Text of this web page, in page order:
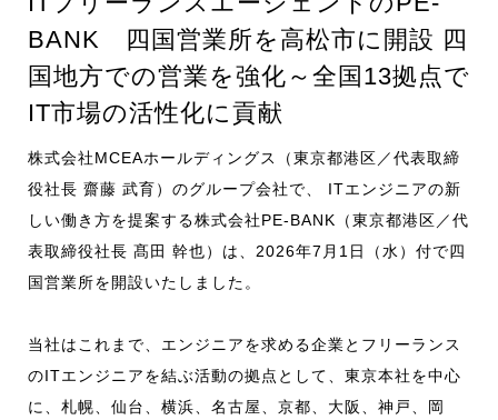
CONTACT
BANK 四国営業所を高松市に開設 四
国地方での営業を強化～全国13拠点で
IT市場の活性化に貢献
株式会社MCEAホールディングス（東京都港区／代表取締
役社長 齋藤 武育）のグループ会社で、 ITエンジニアの新
しい働き方を提案する株式会社PE-BANK（東京都港区／代
表取締役社長 髙田 幹也）は、2026年7月1日（水）付で四
国営業所を開設いたしました。
当社はこれまで、エンジニアを求める企業とフリーランス
のITエンジニアを結ぶ活動の拠点として、東京本社を中心
に、札幌、仙台、横浜、名古屋、京都、大阪、神戸、岡